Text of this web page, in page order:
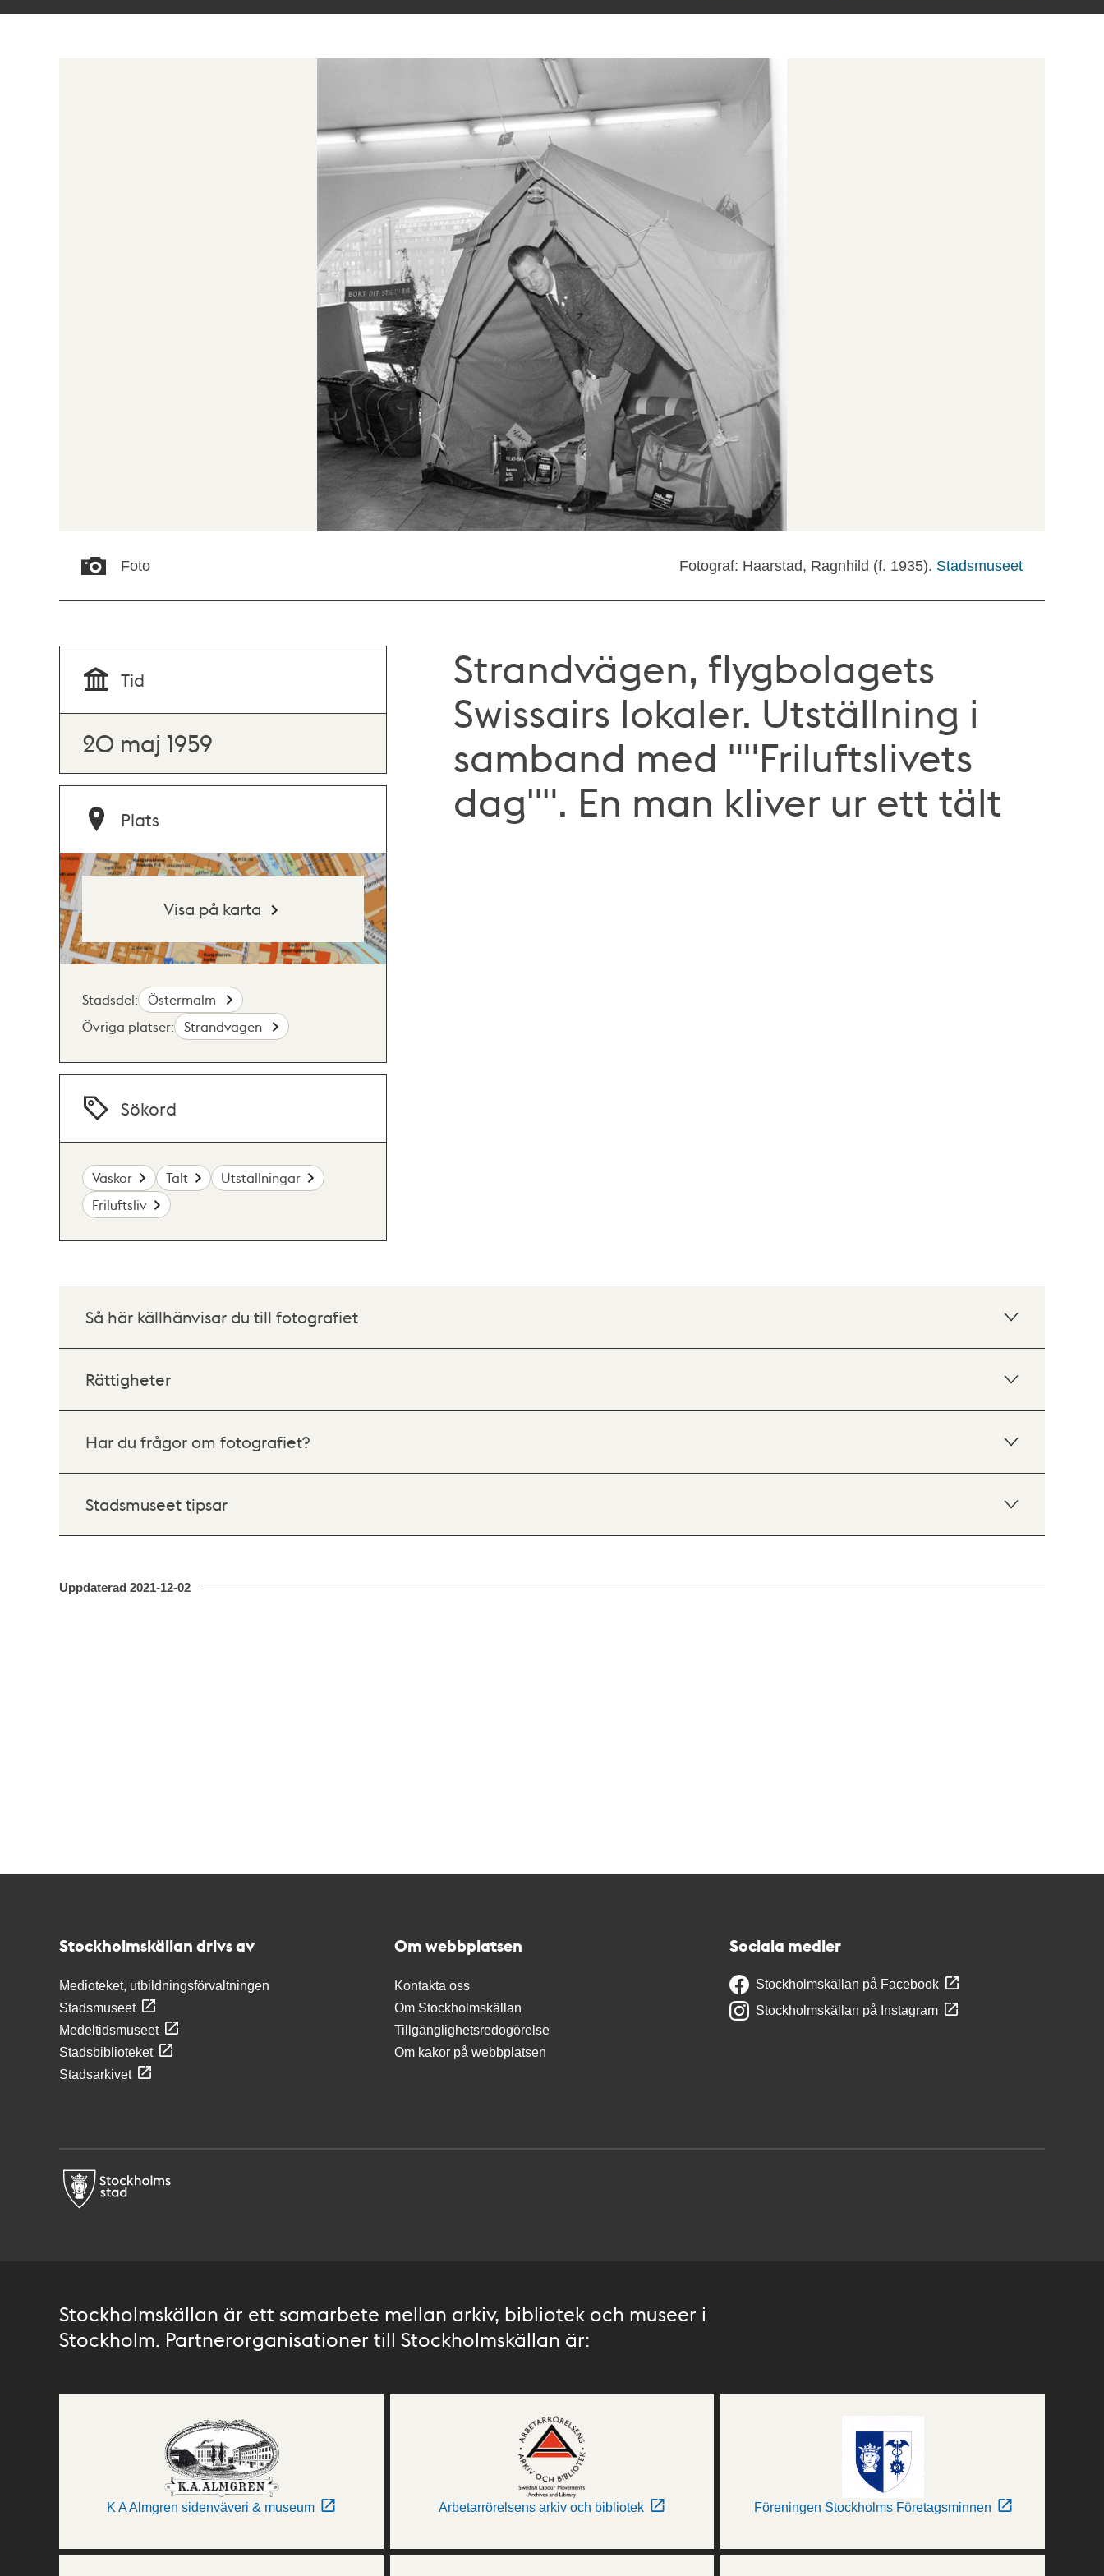
Foto Fotograf: Haarstad, Ragnhild (f. 1935). Stadsmuseet
Strandvägen, flygbolagets
Swissairs lokaler. Utställning i
samband med ""Friluftslivets
dag"". En man kliver ur ett tält
Tid
20 maj 1959
Plats
Visa på karta
Stadsdel:
Östermalm
Övriga platser:
Strandvägen
Sökord
Väskor Tält
Utställningar
Friluftsliv
Så här källhänvisar du till fotografiet
Rättigheter
Har du frågor om fotografiet?
Stadsmuseet tipsar
Uppdaterad 2021-12-02
Stockholmskällan drivs av
Medioteket, utbildningsförvaltningen
Stadsmuseet
Medeltidsmuseet
Stadsbiblioteket
Stadsarkivet
Om webbplatsen
Kontakta oss
Om Stockholmskällan
Tillgänglighetsredogörelse
Om kakor på webbplatsen
Sociala medier
Stockholmskällan på Facebook
Stockholmskällan på Instagram
Stockholmskällan är ett samarbete mellan arkiv, bibliotek och museer i
Stockholm. Partnerorganisationer till Stockholmskällan är:
K A Almgren sidenväveri & museum Arbetarrörelsens arkiv och bibliotek Föreningen Stockholms Företagsminnen